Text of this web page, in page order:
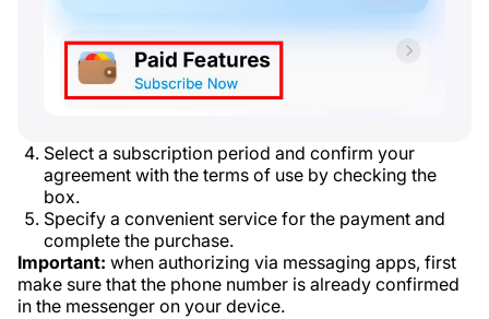
Select a subscription period and confirm your
agreement with the terms of use by checking the
box.
Specify a convenient service for the payment and
complete the purchase.
Important: when authorizing via messaging apps, first
make sure that the phone number is already confirmed
in the messenger on your device.